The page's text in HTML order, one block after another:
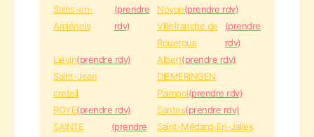
Sains-en-
Amiénois
(prendre
rdv)
Noyon(prendre rdv)
Villefranche de
Rouergue
(prendre
rdv)
Liévin(prendre rdv) Albert(prendre rdv)
Saint-Jean
DIEMERINGEN
creteil
Paimpol(prendre rdv)
ROYE(prendre rdv) Santes(prendre rdv)
SAINTE
(prendre
Saint-Médard-En-Jalles